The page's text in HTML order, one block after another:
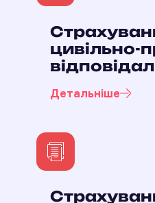
цивільно-
надавачів
довірчих
Детальніше